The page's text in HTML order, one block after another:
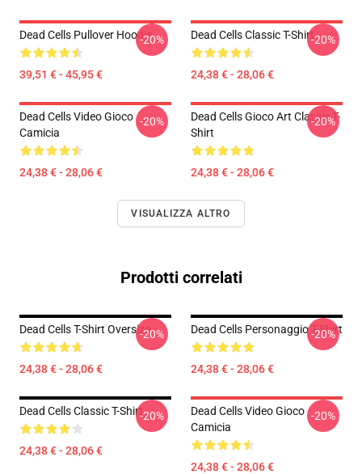
Dead Cells Pullover Hoodie
39,51 € - 45,95 €
-20% Dead Cells Classic T-Shirt
24,38 € - 28,06 €
-20%
Dead Cells Video Gioco
Camicia
24,38 € - 28,06 €
-20%
Dead Cells Gioco Art Classic T-
Shirt
24,38 € - 28,06 €
-20%
VISUALIZZA ALTRO
Prodotti correlati
Dead Cells T-Shirt Oversize
24,38 € - 28,06 €
-20% Dead Cells Personaggio T-Shirt
24,38 € - 28,06 €
-20%
Dead Cells Classic T-Shirt
24,38 € - 28,06 €
-20%
Dead Cells Video Gioco
Camicia
24,38 € - 28,06 €
-20%